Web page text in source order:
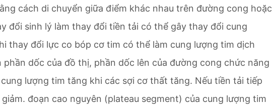
cách di chuyển giữa điểm khác nhau trên đường cong hoặc
đổi sinh lý làm thay đổi tiền tải có thể gây thay đổi cung
thay đổi lực co bóp cơ tim có thể làm cung lượng tim dịch
dốc của đồ thị, phần dốc lên của đường cong chức năng
lượng tim tăng khi các sợi cơ thất tăng. Nếu tiền tải tiếp
đoạn cao nguyên (plateau segment) của cung lượng tim